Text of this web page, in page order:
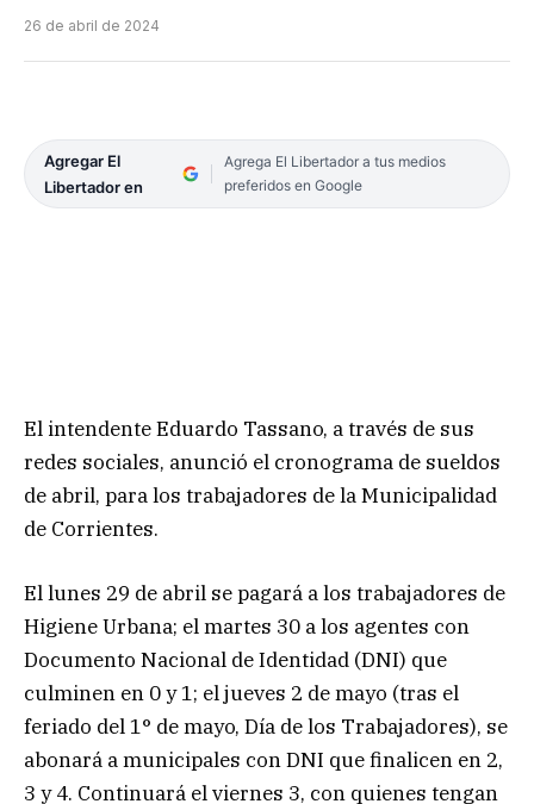
26 de abril de 2024
Agregar El
Libertador en
Agrega El Libertador a tus medios
preferidos en Google
El intendente Eduardo Tassano, a través de sus
redes sociales, anunció el cronograma de sueldos
de abril, para los trabajadores de la Municipalidad
de Corrientes.
El lunes 29 de abril se pagará a los trabajadores de
Higiene Urbana; el martes 30 a los agentes con
Documento Nacional de Identidad (DNI) que
culminen en 0 y 1; el jueves 2 de mayo (tras el
feriado del 1° de mayo, Día de los Trabajadores), se
abonará a municipales con DNI que finalicen en 2,
3 y 4. Continuará el viernes 3, con quienes tengan